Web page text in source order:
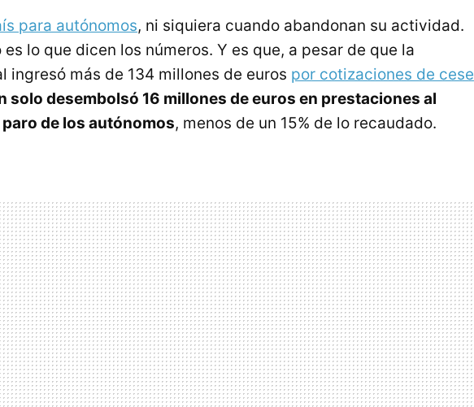
para autónomos, ni siquiera cuando abandonan su actividad.
es lo que dicen los números. Y es que, a pesar de que la
ingresó más de 134 millones de euros por cotizaciones de cese
solo desembolsó 16 millones de euros en prestaciones al
de los autónomos, menos de un 15% de lo recaudado.